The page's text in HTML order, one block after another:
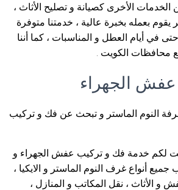
الخدمات الأخرى كصيانة و تصليح الأثاث ،
يقوم بعمله بخبرة عالية ، خدمتنا متوفرة
ساعة و حتى في أيام العطل و المناسبات ، كما أننا
محافظات الكويت .
الجهراء
النوم الماستر و تبحث عن فك و تركيب
لكم خدمة فك و تركيب عفش الجهراء و
أنواع غرف النوم الماستر و الايكيا ،
و الأثاث ، نقل المكاتب و المنازل ،